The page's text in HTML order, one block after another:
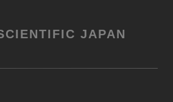
JAPAN